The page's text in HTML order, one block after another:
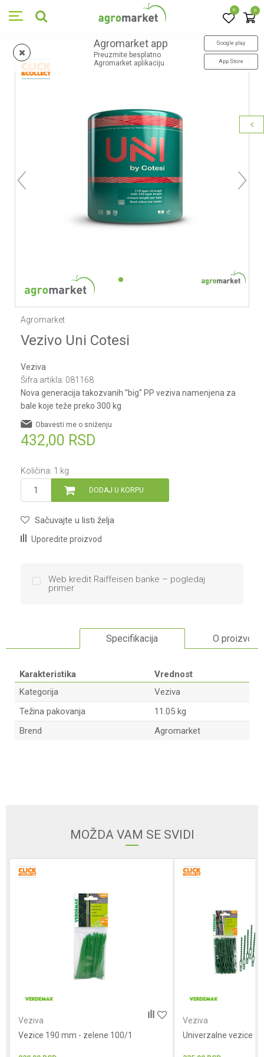
0 0
Agromarket app
Preuzmite besplatno
Agromarket aplikaciju
Google play
App Store
1
Agromarket
Vezivo Uni Cotesi
Veziva
Šifra artikla: 081168
Nova generacija takozvanih ''big'' PP veziva namenjena za
bale koje teže preko 300 kg
432,00 RSD
Obavesti me o sniženju
Količina: 1 kg
DODAJ U KORPU
Sačuvajte u listi želja
Uporedite proizvod
Web kredit Raiffeisen banke – pogledaj
primer
Specifikacija O proizvodu
Karakteristika
Vrednost
Kategorija
Veziva
Težina pakovanja
11.05 kg
Brend
Agromarket
Poruka
MOŽDA VAM SE SVIDI
Veziva
Vezice 190 mm - zelene 100/1
Veziva
Univerzalne vezice